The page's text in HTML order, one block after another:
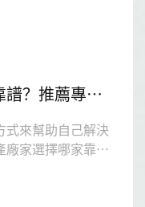
護膚品生產廠家選擇哪家靠譜？推薦專業的護膚品生產廠家
式來幫助自己解決
廠家選擇哪家靠